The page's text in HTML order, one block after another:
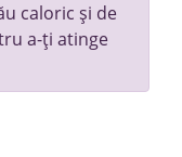
caloric și de
a-ți atinge